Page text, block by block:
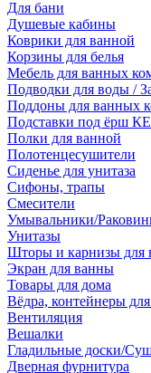
Для бани
Душевые кабины
Коврики для ванной
Корзины для белья
Мебель для ванных
Подводки для воды /
Поддоны для ванных
Подставки под ёрш
Полки для ванной
Полотенцесушители
Сиденье для унитаза
Сифоны, трапы
Смесители
Умывальники/
Унитазы
Шторы и карнизы для
Экран для ванны
Товары для дома
Вёдра, контейнеры
Вентиляция
Вешалки
Гладильные доски/
Дверная фурнитура